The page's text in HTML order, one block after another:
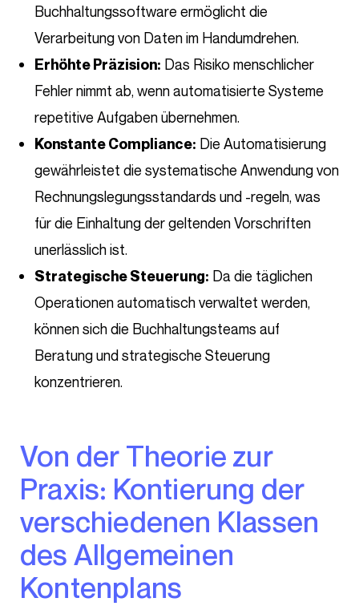
Buchhaltungssoftware ermöglicht die
Verarbeitung von Daten im Handumdrehen.
Erhöhte Präzision: Das Risiko menschlicher
Fehler nimmt ab, wenn automatisierte Systeme
repetitive Aufgaben übernehmen.
Konstante Compliance: Die Automatisierung
gewährleistet die systematische Anwendung von
Rechnungslegungsstandards und -regeln, was
für die Einhaltung der geltenden Vorschriften
unerlässlich ist.
Strategische Steuerung: Da die täglichen
Operationen automatisch verwaltet werden,
können sich die Buchhaltungsteams auf
Beratung und strategische Steuerung
konzentrieren.
Von der Theorie zur
Praxis: Kontierung der
verschiedenen Klassen
des Allgemeinen
Kontenplans